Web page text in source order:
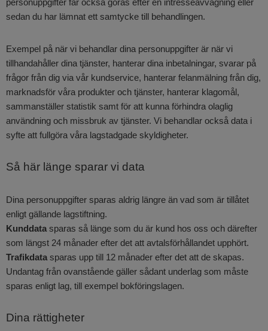
personuppgifter får också göras efter en intresseavvägning eller
sedan du har lämnat ett samtycke till behandlingen.
Exempel på när vi behandlar dina personuppgifter är när vi
tillhandahåller dina tjänster, hanterar dina inbetalningar, svarar på
frågor från dig via vår kundservice, hanterar felanmälning från dig,
marknadsför våra produkter och tjänster, hanterar klagomål,
sammanställer statistik samt för att kunna förhindra olaglig
användning och missbruk av tjänster. Vi behandlar också data i
syfte att fullgöra våra lagstadgade skyldigheter.
Så här länge sparar vi data
Dina personuppgifter sparas aldrig längre än vad som är tillåtet
enligt gällande lagstiftning.
Kunddatasparas så länge som du är kund hos oss och därefter
som längst 24 månader efter det att avtalsförhållandet upphört.
Trafikdatasparas upp till 12 månader efter det att de skapas.
Undantag från ovanstående gäller sådant underlag som måste
sparas enligt lag, till exempel bokföringslagen.
Dina rättigheter